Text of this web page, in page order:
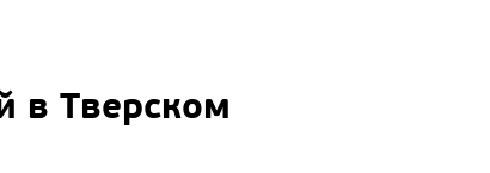
в Тверском